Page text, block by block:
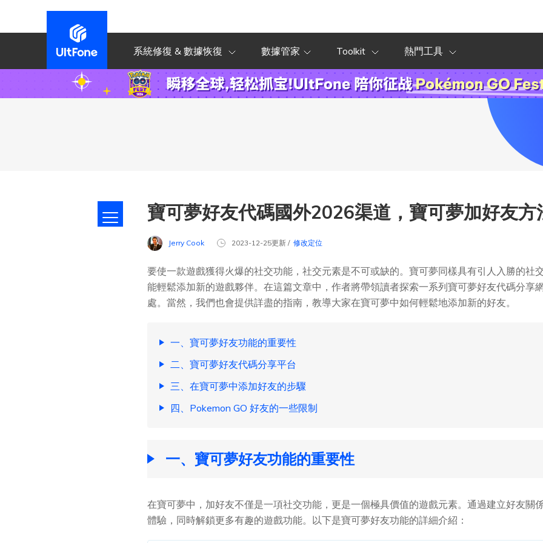
系統修復 & 數據恢復 數據管家 Toolkit 熱門工具
寶可夢好友代碼國外2026渠道，寶可夢加好友方
Jerry Cook 2023-12-25更新 / 修改定位
要使一款遊戲獲得火爆的社交功能，社交元素是不可或缺的。寶可夢同樣具有引人入勝的社
能輕鬆添加新的遊戲夥伴。在這篇文章中，作者將帶領讀者探索一系列寶可夢好友代碼分享
處。當然，我們也會提供詳盡的指南，教導大家在寶可夢中如何輕鬆地添加新的好友。
一、寶可夢好友功能的重要性
二、寶可夢好友代碼分享平台
三、在寶可夢中添加好友的步驟
四、Pokemon GO 好友的一些限制
一、寶可夢好友功能的重要性
在寶可夢中，加好友不僅是一項社交功能，更是一個極具價值的遊戲元素。通過建立好友關
體驗，同時解鎖更多有趣的遊戲功能。以下是寶可夢好友功能的詳細介紹：